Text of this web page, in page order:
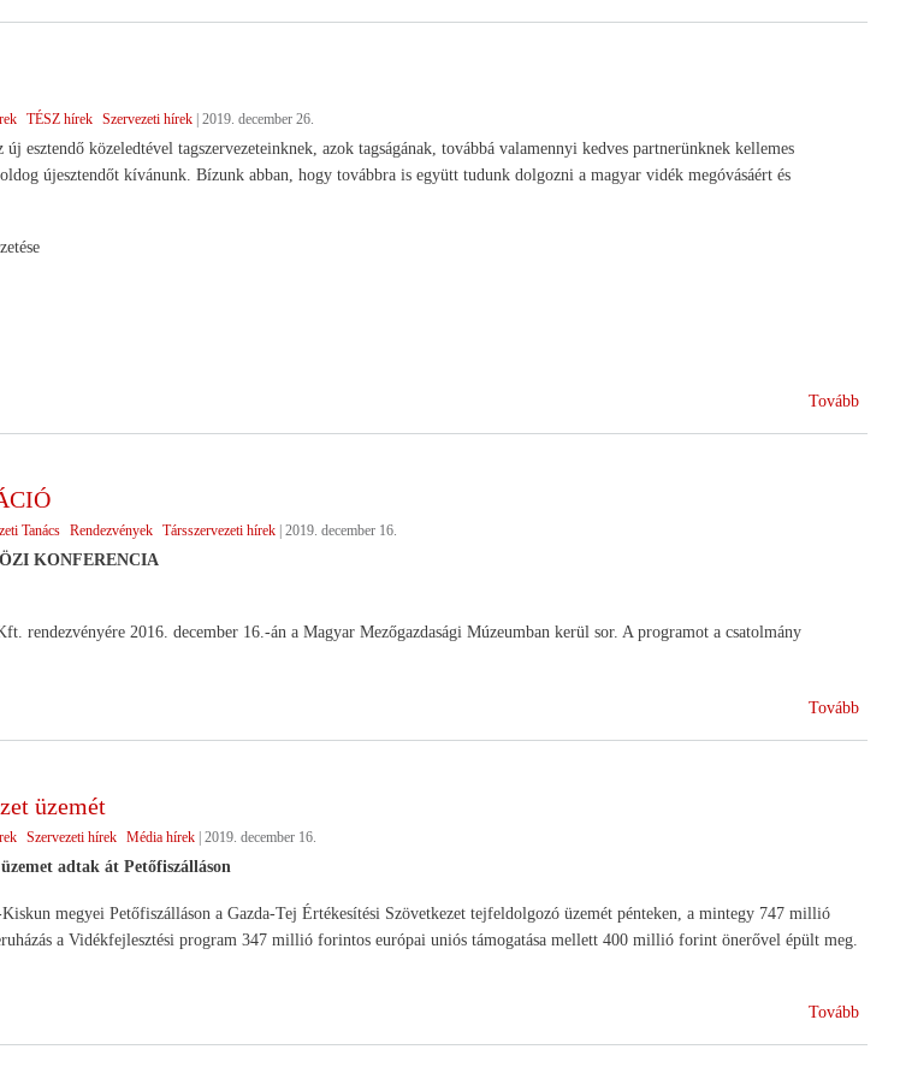
TÉSZ hírek Szervezeti hírek | 2019. december 26.
új esztendő közeledtével tagszervezeteinknek, azok tagságának, továbbá valamennyi kedves partnerünknek kellemes
újesztendőt kívánunk. Bízunk abban, hogy továbbra is együtt tudunk dolgozni a magyar vidék megóvásáért és
Tovább
Tanács Rendezvények Társszervezeti hírek | 2019. december 16.
KONFERENCIA
rendezvényére 2016. december 16.-án a Magyar Mezőgazdasági Múzeumban kerül sor. A programot a csatolmány
Tovább
üzemét
Szervezeti hírek Média hírek 2019. december 16.
adtak át Petőfiszálláson
megyei Petőfiszálláson a Gazda-Tej Értékesítési Szövetkezet tejfeldolgozó üzemét pénteken, a mintegy 747 millió
a Vidékfejlesztési program 347 millió forintos európai uniós támogatása mellett 400 millió forint önerővel épült meg.
Tovább